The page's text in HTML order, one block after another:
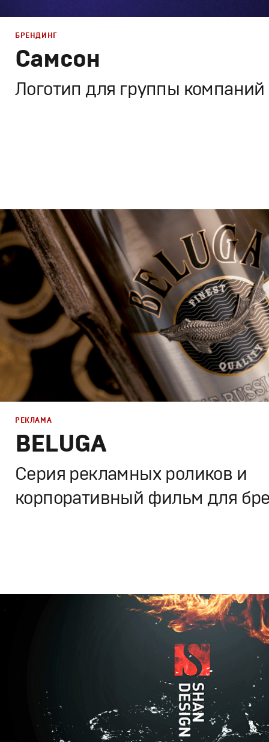
Самсон
Логотип для группы компаний
Брендинг,Дизайн
Корпоративный брендинг Графический дизайн
БРЕНДИНГ
BELUGA
Серия рекламных роликов и
корпоративный фильм для
,Продакшн
РЕКЛАМА